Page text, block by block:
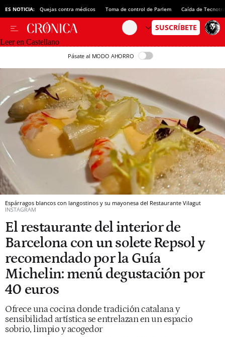
ES NOTICIA: Quejas contra médicos Toma de control de Parlem Caída de
Leer en Castellano
Pásate al MODO AHORRO
Espárragos blancos con langostinos y su mayonesa del Restaurante Vilagut
INSTAGRAM
El restaurante del interior de
Barcelona con un solete Repsol y
recomendado por la Guía
Michelin: menú degustación por
40 euros
Ofrece una cocina donde tradición catalana y
sensibilidad artística se entrelazan en un espacio
sobrio, limpio y acogedor